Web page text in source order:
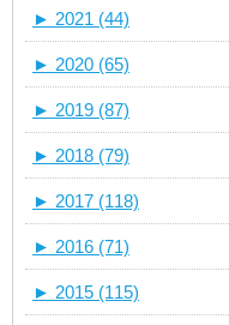
► 2021 (44)
► 2020 (65)
► 2019 (87)
► 2018 (79)
► 2017 (118)
► 2016 (71)
► 2015 (115)